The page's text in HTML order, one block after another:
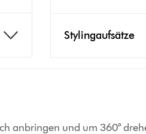
Stylingaufsätze
anbringen und um 360°